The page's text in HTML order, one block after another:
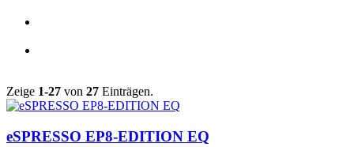
Zeige 1-27 von 27 Einträgen.
eSPRESSO EP8-EDITION EQ